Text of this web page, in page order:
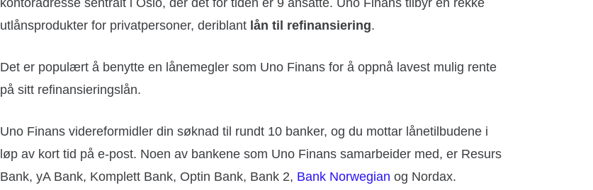
kontoradresse sentralt i Oslo, der det for tiden er 9 ansatte. Uno Finans tilbyr en rekke
utlånsprodukter for privatpersoner, deriblant lån til refinansiering.
Det er populært å benytte en lånemegler som Uno Finans for å oppnå lavest mulig rente
på sitt refinansieringslån.
Uno Finans videreformidler din søknad til rundt 10 banker, og du mottar lånetilbudene i
løp av kort tid på e-post. Noen av bankene som Uno Finans samarbeider med, er Resurs
Bank, yA Bank, Komplett Bank, Optin Bank, Bank 2, Bank Norwegian og Nordax.